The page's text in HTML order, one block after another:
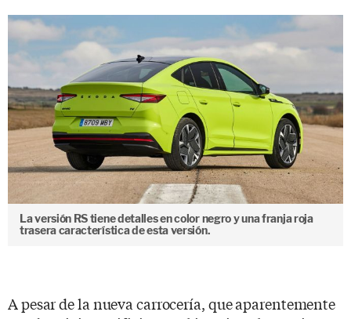
La versión RS tiene detalles en color negro y una franja roja
trasera característica de esta versión.
A pesar de la nueva carrocería, que aparentemente